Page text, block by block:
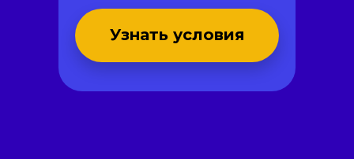
Узнать условия